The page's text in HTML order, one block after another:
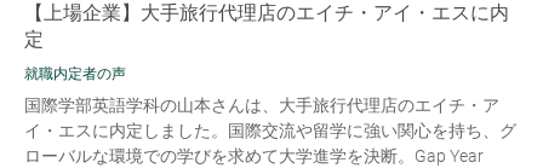
【上場企業】大手旅行代理店のエイチ・アイ・エスに内
定
就職内定者の声
国際学部英語学科の山本さんは、大手旅行代理店のエイチ・ア
イ・エスに内定しました。国際交流や留学に強い関心を持ち、グ
ローバルな環境での学びを求めて大学進学を決断。Gap Year